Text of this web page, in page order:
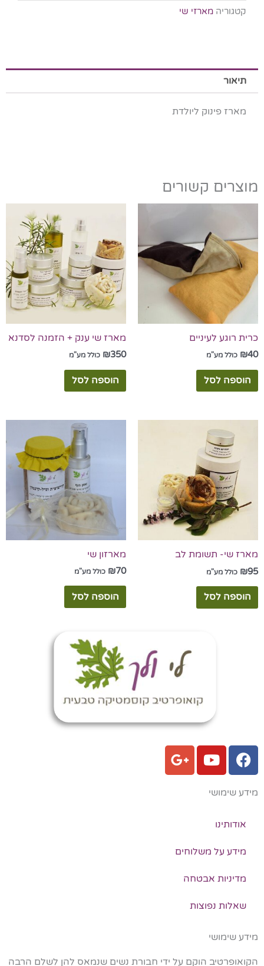
ליולדת
קטגוריה מארזי שי
תיאור
מארז פינוק ליולדת
מוצרים קשורים
כרית רוגע לעיניים
₪40 כולל מע"מ
הוספה לסל
מארז שי ענק + הזמנה לסדנא
₪350 כולל מע"מ
הוספה לסל
מארז שי- תשומת לב
₪95 כולל מע"מ
הוספה לסל
מארזון שי
₪70 כולל מע"מ
הוספה לסל
F
a
e
o
k
Y
o
t
b
G
o
p
u
מידע שימושי
אודותינו
מידע על משלוחים
מדיניות אבטחה
שאלות נפוצות
מידע שימושי
הקואופרטיב הוקם על ידי חבורת נשים שנמאס להן לשלם הרבה